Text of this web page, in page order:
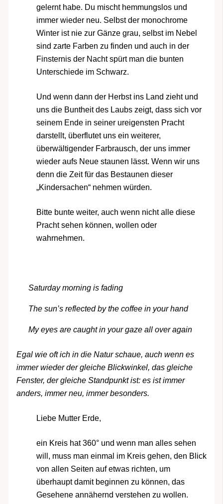
gelernt habe. Du mischt hemmungslos und
immer wieder neu. Selbst der monochrome
Winter ist nie zur Gänze grau, selbst im Nebel
sind zarte Farben zu finden und auch in der
Finsternis der Nacht spürt man die bunten
Unterschiede im Schwarz.
Und wenn dann der Herbst ins Land zieht und
uns die Buntheit des Laubs zeigt, dass sich vor
seinem Ende in seiner ureigensten Pracht
darstellt, überflutet uns ein weiterer,
überwältigender Farbrausch, der uns immer
wieder aufs Neue staunen lässt. Wenn wir uns
denn die Zeit für das Bestaunen dieser
„Kindersachen“ nehmen würden.
Bitte bunte weiter, auch wenn nicht alle diese
Pracht sehen können, wollen oder
wahrnehmen.
Saturday morning is fading
The sun’s reflected by the coffee in your hand
My eyes are caught in your gaze all over again
Egal wie oft ich in die Natur schaue, auch wenn es
immer wieder der gleiche Blickwinkel, das gleiche
Fenster, der gleiche Standpunkt ist: es ist immer
anders, immer neu, immer besonders.
Liebe Mutter Erde,
ein Kreis hat 360° und wenn man alles sehen
will, muss man einmal im Kreis gehen, den Blick
von allen Seiten auf etwas richten, um
überhaupt damit beginnen zu können, das
Gesehene annähernd verstehen zu wollen.